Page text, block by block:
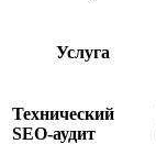
Услуга
Технический
SEO-аудит